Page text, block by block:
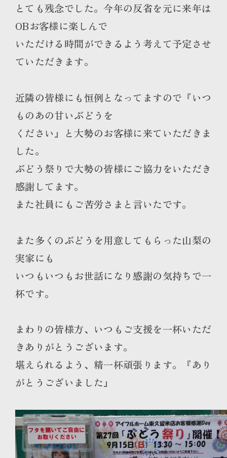
とても残念でした。今年の反省を元に来年は
OBお客様に楽しんで
いただける時間ができるよう考えて予定させ
ていただきます。
近隣の皆様にも恒例となってますので『いつ
ものあの甘いぶどうを
ください』と大勢のお客様に来ていただきま
した。
ぶどう祭りで大勢の皆様にご協力をいただき
感謝してます。
また社員にもご苦労さまと言いたです。
また多くのぶどうを用意してもらった山梨の
実家にも
いつもいつもお世話になり感謝の気持ちで一
杯です。
まわりの皆様方、いつもご支援を一杯いただ
きありがとうございます。
堪えられるよう、精一杯頑張ります。『あり
がとうございました』